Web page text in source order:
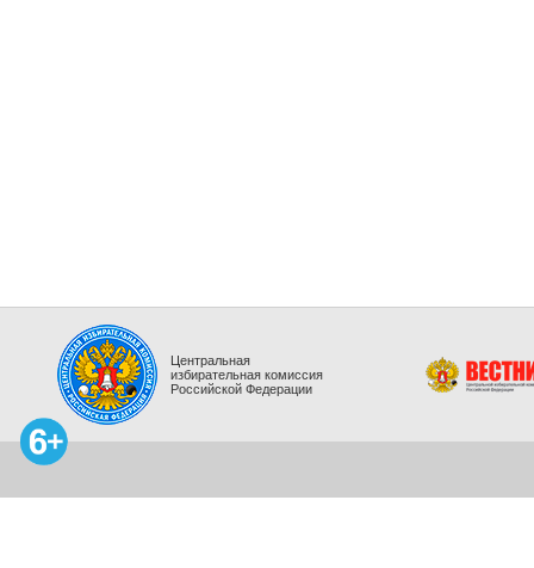
Центральная
избирательная комиссия
Российской Федерации